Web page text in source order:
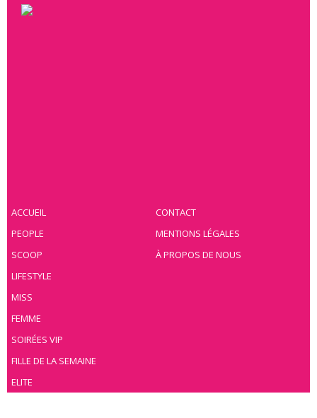
ACCUEIL
PEOPLE
SCOOP
LIFESTYLE
MISS
FEMME
SOIRÉES VIP
FILLE DE LA SEMAINE
ELITE
CONTACT
MENTIONS LÉGALES
À PROPOS DE NOUS